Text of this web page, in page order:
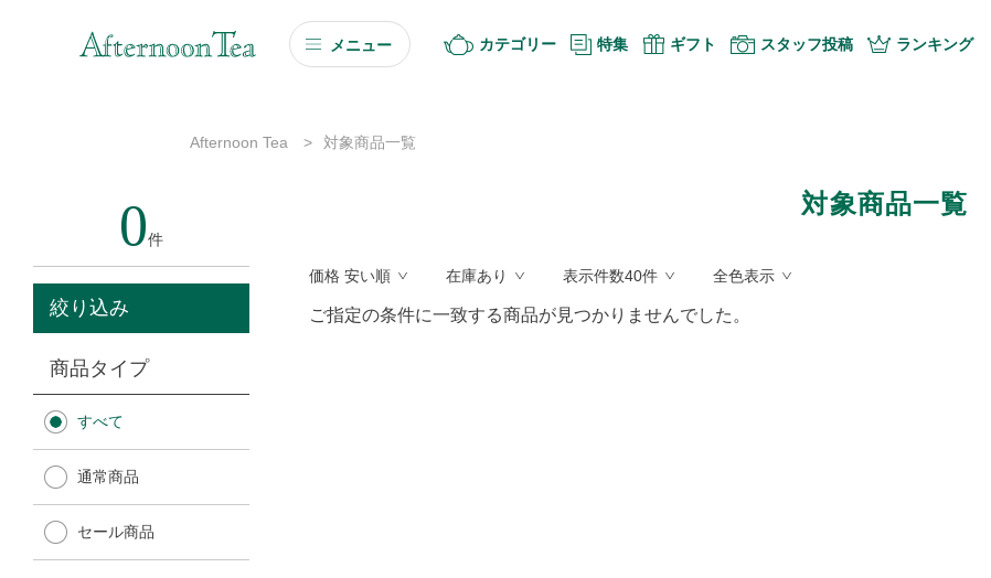
メニュー
ソーシャルギフト
カタログギフト
Afternoon Tea TEAROOM
Afternoon Tea TEAROOM
カテゴリー 特集 ギフト スタッフ投稿 ランキング
Afternoon Tea > 対象商品一覧
0件
絞り込み
商品タイプ
すべて
通常商品
セール商品
対象商品一覧
価格 安い順 在庫あり 表示件数40件 全色表示
ご指定の条件に一致する商品が見つかりませんでした。